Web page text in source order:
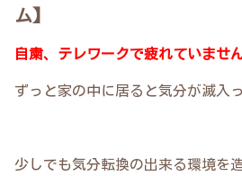
ム】
自粛、テレワークで疲れていませ
ずっと家の中に居ると気分が滅入
少しでも気分転換の出来る環境を